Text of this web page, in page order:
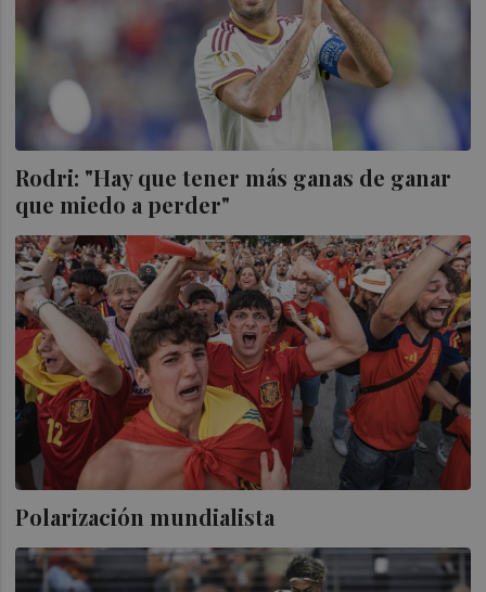
Rodri: "Hay que tener más ganas de ganar
que miedo a perder"
Polarización mundialista